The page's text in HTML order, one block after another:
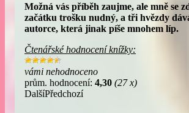
Možná vás příběh zaujme, ale mně se
začátku trošku nudný, a tři hvězdy
autorce, která jinak píše mnohem líp.
Čtenářské hodnocení knížky:
vámi nehodnoceno
prům. hodnocení: 4,30 (27 x)
DalšíPředchozí